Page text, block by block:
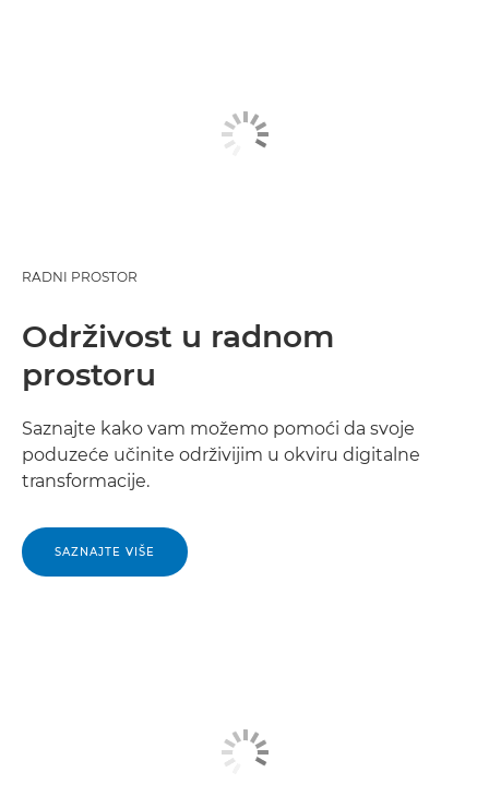
RADNI PROSTOR
Održivost u radnom
prostoru
Saznajte kako vam možemo pomoći da svoje
poduzeće učinite održivijim u okviru digitalne
transformacije.
SAZNAJTE VIŠE